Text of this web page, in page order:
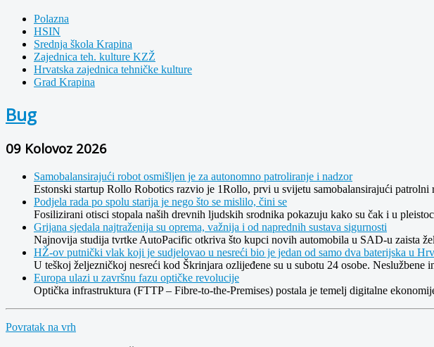
Polazna
HSIN
Srednja škola Krapina
Zajednica teh. kulture KZŽ
Hrvatska zajednica tehničke kulture
Grad Krapina
Bug
09 Kolovoz 2026
Samobalansirajući robot osmišljen je za autonomno patroliranje i nadzor
Estonski startup Rollo Robotics razvio je 1Rollo, prvi u svijetu samobalansirajući
Podjela rada po spolu starija je nego što se mislilo, čini se
Fosilizirani otisci stopala naših drevnih ljudskih srodnika pokazuju kako su čak i u
Grijana sjedala najtraženija su oprema, važnija i od naprednih sustava sigurnosti
Najnovija studija tvrtke AutoPacific otkriva što kupci novih automobila u SAD-u zaista
HŽ-ov putnički vlak koji je sudjelovao u nesreći bio je jedan od samo dva baterijska u
U teškoj željezničkoj nesreći kod Škrinjara ozlijeđene su u subotu 24 osobe.
Europa ulazi u završnu fazu optičke revolucije
Optička infrastruktura (FTTP – Fibre-to-the-Premises) postala je temelj digitalne
Povratak na vrh